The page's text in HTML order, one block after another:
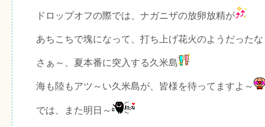
ドロップオフの際では、ナガニザの放卵放精が
あちこちで塊になって、打ち上げ花火のようだったな
さぁ～、夏本番に突入する久米島
海も陸もアツ～い久米島が、皆様を待ってますよ～
では、また明日～